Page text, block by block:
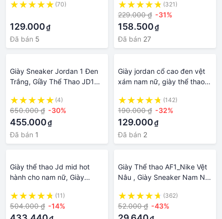
hiệu thời trang(70)
129.000₫
Đã bán 5
Tăng Chiều Cao Phong Cách
Hàn Quốc
(321)
229.000 ₫ -31%
158.500₫
Đã bán 27
Giày Sneaker Jordan 1 Đen
Trắng, Giầy Thể Thao JD1
(4)
650.000 ₫ -30%
455.000₫
Đã bán 1
Giày jordan cổ cao đen vệt
xám nam nữ, giày thể thao
(142)
190.000 ₫ -32%
129.000₫
Đã bán 2
Giày thể thao Jd mid hot
hành cho nam nữ, Giày
đỏ mận-hồng đen-xám xanh
hàng S.Cấp full pk
(11)
504.000 ₫ -14%
Giày Thể thao AF1_Nike Vệt
Nâu , Giày Sneaker Nam Nữ
(362)
52.000 ₫ -43%